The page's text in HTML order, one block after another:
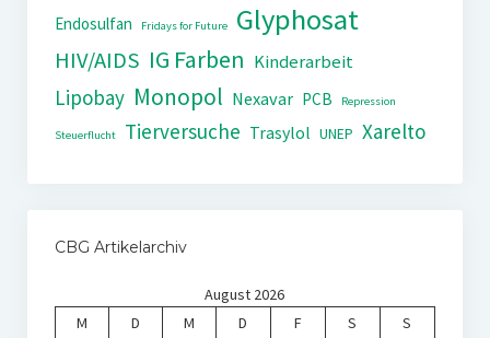
Endosulfan
Fridays for Future Glyphosat
HIV/AIDS IG Farben Kinderarbeit
Lipobay Monopol Nexavar PCB Repression
Steuerflucht Tierversuche Trasylol UNEP Xarelto
CBG Artikelarchiv
August 2026
M
D M D F S S